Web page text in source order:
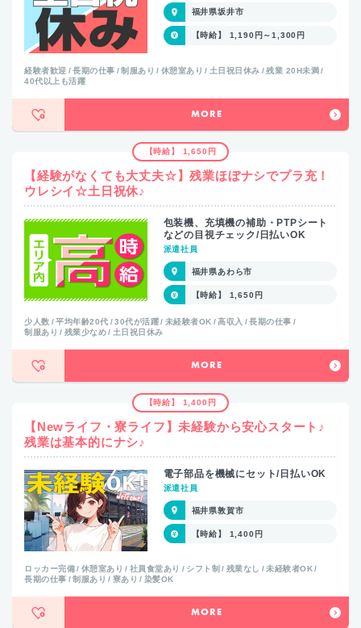
福井県坂井市
【時給】 1,190円～1,300円
経験者歓迎 長期の仕事 制服あり 休憩室あり 土日祝日休み
残業 20H未満
40代以上も活躍
MORE
【時給】 1,650円
【経験がなくても大丈夫☆】残業ほぼナシでプラ充！
ウレシイ☆土日祝休♪
包装機、充填機の補助・PTPシート
などの目視チェック/日払いOK
派遣社員
福井県あわら市
【時給】 1,650円
少人数 平均年齢20代 30代が活躍 未経験者OK 高収入
長期の仕事
制服あり
残業少なめ 土日祝日休み
MORE
【時給】 1,400円
【Newライフ・寮ライフ】未経験から安心スタート♪
残業は基本的にナシ♪
電子部品を機械にセット/日払いOK
派遣社員
福井県敦賀市
【時給】 1,400円
ロッカー完備 休憩室あり 社員食堂あり シフト制 残業なし
未経験者OK
長期の仕事
制服あり 寮あり 染髪OK
MORE